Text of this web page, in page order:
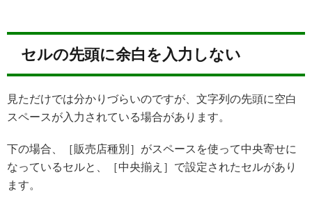
セルの先頭に余白を入力しない
見ただけでは分かりづらいのですが、文字列の先頭に空白
スペースが入力されている場合があります。
下の場合、［販売店種別］がスペースを使って中央寄せに
なっているセルと、［中央揃え］で設定されたセルがあり
ます。